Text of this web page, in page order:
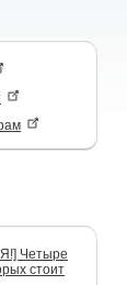
Четыре
стоит